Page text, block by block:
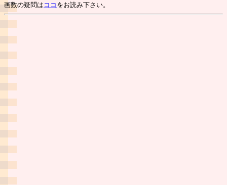
画数の疑問は ココ をお読み下さい。